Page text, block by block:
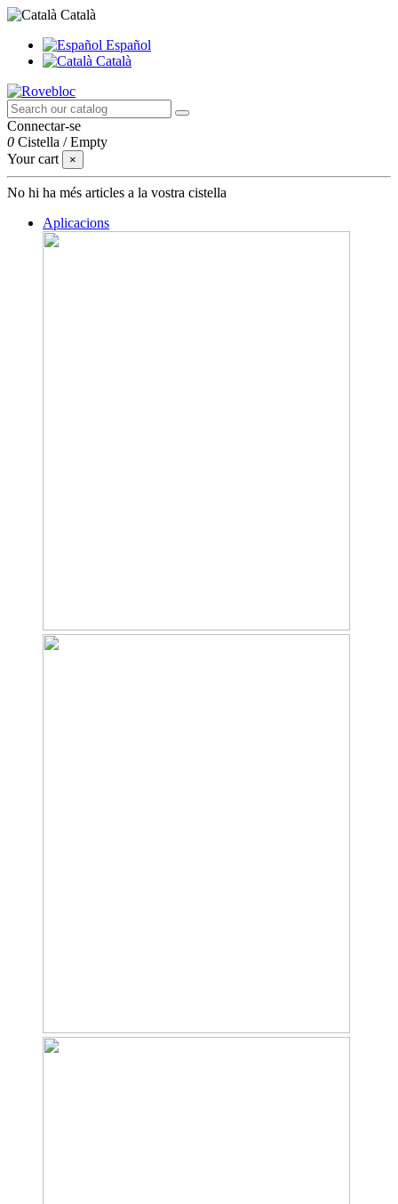
Català
Español
Català
Connectar-se
0 Cistella /Empty
Your cart
×
No hi ha més articles a la vostra cistella
Aplicacions